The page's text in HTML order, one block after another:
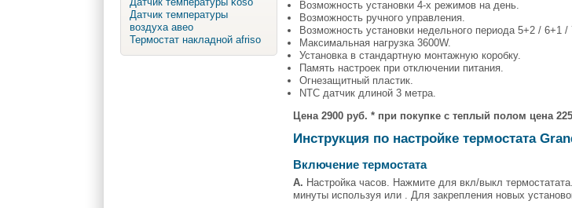
Датчик температуры
воздуха авео
Термостат накладной afriso
Возможность установки 4-х режимов на день.
Возможность ручного управления.
Возможность установки недельного периода 5+2 / 6+1 /
Максимальная нагрузка 3600W.
Установка в стандартную монтажную коробку.
Память настроек при отключении питания.
Огнезащитный пластик.
NTC датчик длиной 3 метра.
Цена 2900 руб. * при покупке с теплый полом цена
Инструкция по настройке термостата
Включение термостата
А. Настройка часов. Нажмите для вкл/выкл
минуты используя или . Для закрепления новых